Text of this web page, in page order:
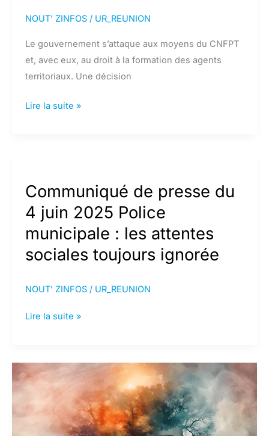
NOUT’ ZINFOS/ UR_REUNION
Le gouvernement s’attaque aux moyens du CNFPT
et, avec eux, au droit à la formation des agents
territoriaux. Une décision
Le
du
Lire la suite »
Communiqué de presse du
4 juin 2025 Police
municipale : les attentes
sociales toujours ignorée
NOUT’ ZINFOS/ UR_REUNION
Communiqué
du
4
2025
Police
Lire la suite »